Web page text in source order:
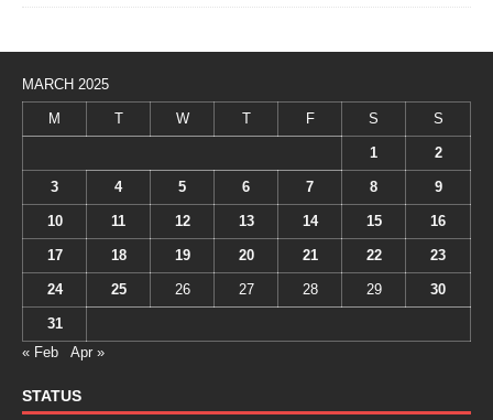
MARCH 2025
M T W T F S S
1 2
3 4 5 6 7 8 9
10 11 12 13 14 15 16
17 18 19 20 21 22 23
24 25 26 27 28 29 30
31
« Feb
Apr »
STATUS